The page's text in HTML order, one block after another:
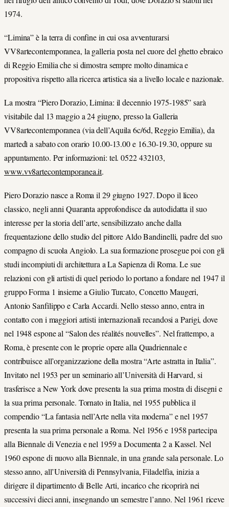
1974.
“Limina” è la terra di confine in cui osa avventurarsi
VV8artecontemporanea, la galleria posta nel cuore del ghetto ebraico
di Reggio Emilia che si dimostra sempre molto dinamica e
propositiva rispetto alla ricerca artistica sia a livello locale e nazionale.
La mostra “Piero Dorazio, Limina: il decennio 1975-1985” sarà
visitabile dal 13 maggio a 24 giugno, presso la Galleria
VV8artecontemporanea (via dell’Aquila 6c/6d, Reggio Emilia), da
martedì a sabato con orario 10.00-13.00 e 16.30-19.30, oppure su
appuntamento. Per informazioni: tel. 0522 432103,
www.vv8artecontemporanea.it.
Piero Dorazio nasce a Roma il 29 giugno 1927. Dopo il liceo
classico, negli anni Quaranta approfondisce da autodidatta il suo
interesse per la storia dell’arte, sensibilizzato anche dalla
frequentazione dello studio del pittore Aldo Bandinelli, padre del suo
compagno di scuola Angiolo. La sua formazione prosegue poi con gli
studi incompiuti di architettura a La Sapienza di Roma. Le sue
relazioni con gli artisti di quel periodo lo portano a fondare nel 1947 il
gruppo Forma 1 insieme a Giulio Turcato, Concetto Maugeri,
Antonio Sanfilippo e Carla Accardi. Nello stesso anno, entra in
contatto con i maggiori artisti internazionali recandosi a Parigi, dove
nel 1948 espone al “Salon des réalités nouvelles”. Nel frattempo, a
Roma, è presente con le proprie opere alla Quadriennale e
contribuisce all’organizzazione della mostra “Arte astratta in Italia”.
Invitato nel 1953 per un seminario all’Università di Harvard, si
trasferisce a New York dove presenta la sua prima mostra di disegni e
la sua prima personale. Tornato in Italia, nel 1955 pubblica il
compendio “La fantasia nell’Arte nella vita moderna” e nel 1957
presenta la sua prima personale a Roma. Nel 1956 e 1958 partecipa
alla Biennale di Venezia e nel 1959 a Documenta 2 a Kassel. Nel
1960 espone di nuovo alla Biennale, in una grande sala personale. Lo
stesso anno, all’Università di Pennsylvania, Filadelfia, inizia a
dirigere il dipartimento di Belle Arti, incarico che ricoprirà nei
successivi dieci anni, insegnando un semestre l’anno. Nel 1961 riceve